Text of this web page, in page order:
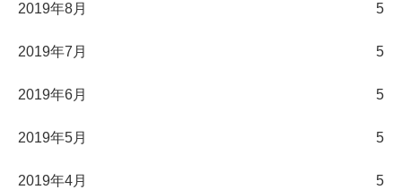
2019年8月 5
2019年7月 5
2019年6月 5
2019年5月 5
2019年4月 5